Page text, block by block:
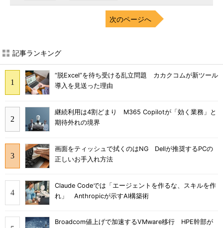
次のページへ
記事ランキング
“脱Excel”を待ち受ける乱立問題 カカクコムが新ツール
導入を見送った理由
継続利用は4割どまり M365 Copilotが「効く業務」と
期待外れの境界
画面をティッシュで拭くのはNG Dellが推奨するPCの
正しいお手入れ方法
Claude Codeでは「エージェントを作るな、スキルを作
れ」 Anthropicが示すAI構築術
Broadcom値上げで加速するVMware移行 HPE幹部が